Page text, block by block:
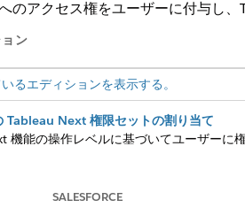
のアクセス権をユーザーに付与し
ン
るエディションを表示する。
Tableau Next 権限セットの割り当て
機能の操作レベルに基づいてユーザーに
Tableau Next 管理者権限セットの割り当て
SALESFORCE